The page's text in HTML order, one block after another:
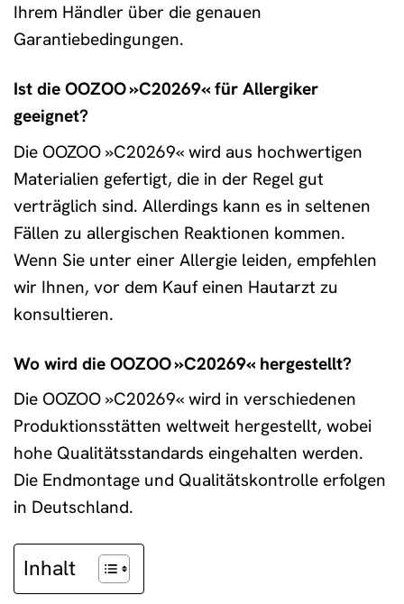
Ihrem Händler über die genauen
Garantiebedingungen.
Ist die OOZOO »C20269« für Allergiker
geeignet?
Die OOZOO »C20269« wird aus hochwertigen
Materialien gefertigt, die in der Regel gut
verträglich sind. Allerdings kann es in seltenen
Fällen zu allergischen Reaktionen kommen.
Wenn Sie unter einer Allergie leiden, empfehlen
wir Ihnen, vor dem Kauf einen Hautarzt zu
konsultieren.
Wo wird die OOZOO »C20269« hergestellt?
Die OOZOO »C20269« wird in verschiedenen
Produktionsstätten weltweit hergestellt, wobei
hohe Qualitätsstandards eingehalten werden.
Die Endmontage und Qualitätskontrolle erfolgen
in Deutschland.
Inhalt